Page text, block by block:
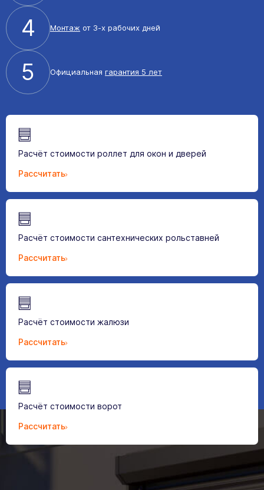
4 Монтаж от 3-х рабочих дней
5 Официальная гарантия 5 лет
Расчёт стоимости роллет для окон и дверей
Рассчитать
Расчёт стоимости сантехнических рольставней
Рассчитать
Расчёт стоимости жалюзи
Рассчитать
Расчёт стоимости ворот
Рассчитать